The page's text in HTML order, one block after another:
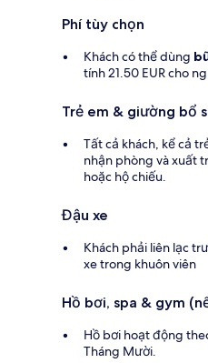
Phí tùy chọn
Khách có thể dùng
tính 21.50 EUR cho
Trẻ em & giường bổ
Tất cả khách, kể cả
nhận phòng và xuất
hoặc hộ chiếu.
Đậu xe
Khách phải liên lạc
xe trong khuôn viên
Hồ bơi, spa & gym
Hồ bơi hoạt động
Tháng Mười.